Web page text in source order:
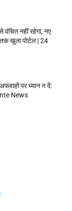
वंचित नहीं रहेगा, नए
खुला पोर्टल | 24
पर ध्यान न दें:
News